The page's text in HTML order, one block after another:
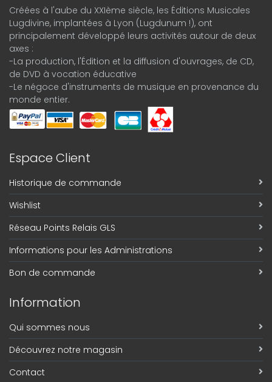
Créées à l'aube du XXIème siècle, les Éditions Musicales
Lugdivine, implantées à Lyon (Lugdunum !), ont
principalement développé leurs activités autour de deux
axes :
-La production, l'Édition et la diffusion d'ouvrages, de CD,
de DVD à vocation éducative
-Le négoce d'instruments de musique en provenance du
monde entier.
Espace Client
Historique de commande
Wishlist
Réseau Points Relais GLS
Informations pour les Administrations
Bon de commande
Information
Qui sommes nous
Découvrez notre magasin
Contact